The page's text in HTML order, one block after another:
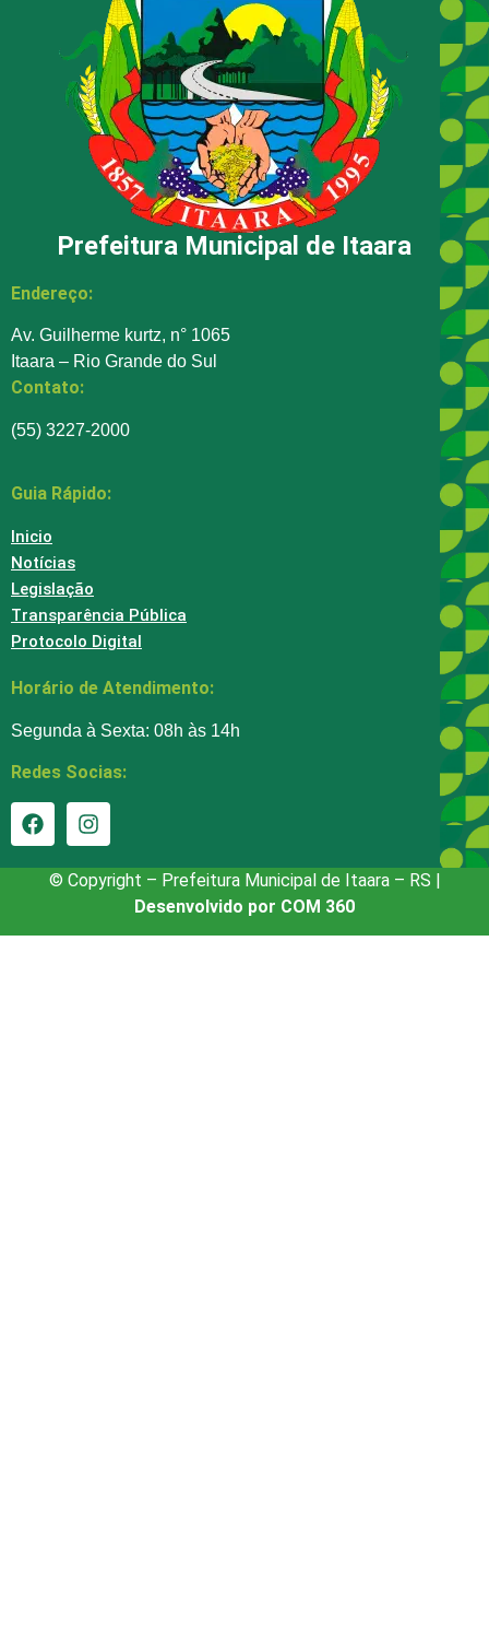
Prefeitura Municipal de Itaara
Endereço:
Av. Guilherme kurtz, n° 1065
Itaara – Rio Grande do Sul
Contato:
(55) 3227-2000
Guia Rápido:
Inicio
Notícias
Legislação
Transparência Pública
Protocolo Digital
Horário de Atendimento:
Segunda à Sexta: 08h às 14h
Redes Socias:
© Copyright – Prefeitura Municipal de Itaara – RS |
Desenvolvido por COM 360